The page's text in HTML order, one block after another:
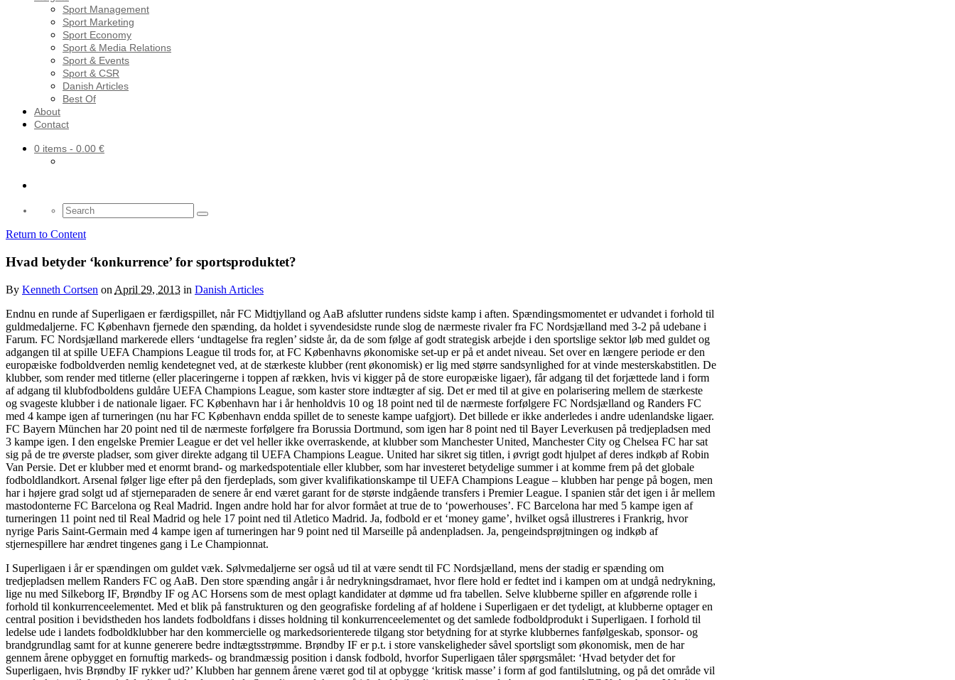
Sport Management
Sport Marketing
Sport Economy
Sport & Media Relations
Sport & Events
Sport & CSR
Danish Articles
Best Of
About
Contact
0 items - 0.00 €
Search
for:
Return to Content
Hvad betyder ‘konkurrence’ for sportsproduktet?
By Kenneth Cortsen on April 29, 2013 in Danish Articles
Endnu en runde af Superligaen er færdigspillet, når FC Midtjylland og AaB afslutter rundens sidste kamp i aften. Spændingsmomentet er udvandet i forhold til
guldmedaljerne. FC København fjernede den spænding, da holdet i syvendesidste runde slog de nærmeste rivaler fra FC Nordsjælland med 3-2 på udebane i
Farum. FC Nordsjælland markerede ellers ‘undtagelse fra reglen’ sidste år, da de som følge af godt strategisk arbejde i den sportslige sektor løb med guldet og
adgangen til at spille UEFA Champions League til trods for, at FC Københavns økonomiske set-up er på et andet niveau. Set over en længere periode er den
europæiske fodboldverden nemlig kendetegnet ved, at de stærkeste klubber (rent økonomisk) er lig med større sandsynlighed for at vinde mesterskabstitlen. De
klubber, som render med titlerne (eller placeringerne i toppen af rækken, hvis vi kigger på de store europæiske ligaer), får adgang til det forjættede land i form
af adgang til klubfodboldens guldåre UEFA Champions League, som kaster store indtægter af sig. Det er med til at give en polarisering mellem de stærkeste
og svageste klubber i de nationale ligaer. FC København har i år henholdvis 10 og 18 point ned til de nærmeste forfølgere FC Nordsjælland og Randers FC
med 4 kampe igen af turneringen (nu har FC København endda spillet de to seneste kampe uafgjort). Det billede er ikke anderledes i andre udenlandske ligaer.
FC Bayern München har 20 point ned til de nærmeste forfølgere fra Borussia Dortmund, som igen har 8 point ned til Bayer Leverkusen på tredjepladsen med
3 kampe igen. I den engelske Premier League er det vel heller ikke overraskende, at klubber som Manchester United, Manchester City og Chelsea FC har sat
sig på de tre øverste pladser, som giver direkte adgang til UEFA Champions League. United har sikret sig titlen, i øvrigt godt hjulpet af deres indkøb af Robin
Van Persie. Det er klubber med et enormt brand- og markedspotentiale eller klubber, som har investeret betydelige summer i at komme frem på det globale
fodboldlandkort. Arsenal følger lige efter på den fjerdeplads, som giver kvalifikationskampe til UEFA Champions League – klubben har penge på bogen, men
har i højere grad solgt ud af stjerneparaden de senere år end været garant for de største indgående transfers i Premier League. I spanien står det igen i år mellem
mastodonterne FC Barcelona og Real Madrid. Ingen andre hold har for alvor formået at true de to ‘powerhouses’. FC Barcelona har med 5 kampe igen af
turneringen 11 point ned til Real Madrid og hele 17 point ned til Atletico Madrid. Ja, fodbold er et ‘money game’, hvilket også illustreres i Frankrig, hvor
nyrige Paris Saint-Germain med 4 kampe igen af turneringen har 9 point ned til Marseille på andenpladsen. Ja, pengeindsprøjtningen og indkøb af
stjernespillere har ændret tingenes gang i Le Championnat.
I Superligaen i år er spændingen om guldet væk. Sølvmedaljerne ser også ud til at være sendt til FC Nordsjælland, mens der stadig er spænding om
tredjepladsen mellem Randers FC og AaB. Den store spænding angår i år nedrykningsdramaet, hvor flere hold er fedtet ind i kampen om at undgå nedrykning,
lige nu med Silkeborg IF, Brøndby IF og AC Horsens som de mest oplagt kandidater at dømme ud fra tabellen. Selve klubberne spiller en afgørende rolle i
forhold til konkurrenceelementet. Med et blik på fanstrukturen og den geografiske fordeling af af holdene i Superligaen er det tydeligt, at klubberne optager en
central position i bevidstheden hos landets fodboldfans i disses holdning til konkurrenceelementet og det samlede fodboldprodukt i Superligaen. I forhold til
ledelse ude i landets fodboldklubber har den kommercielle og markedsorienterede tilgang stor betydning for at styrke klubbernes fanfølgeskab, sponsor- og
brandgrundlag samt for at kunne generere bedre indtægtsstrømme. Brøndby IF er p.t. i store vanskeligheder såvel sportsligt som økonomisk, men de har
gennem årene opbygget en fornuftig markeds- og brandmæssig position i dansk fodbold, hvorfor Superligaen tåler spørgsmålet: ‘Hvad betyder det for
Superligaen, hvis Brøndby IF rykker ud?’ Klubben har gennem årene været god til at opbygge ‘kritisk masse’ i form af god fantilslutning, og på det område vil